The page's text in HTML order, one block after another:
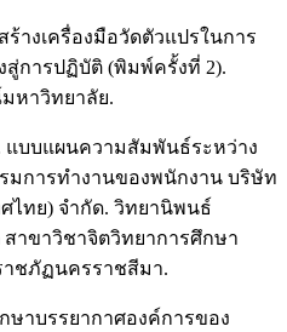
ร้างเครื่องมือวัดตัวแปรในการ
สู่การปฏิบัติ (พิมพ์ครั้งที่ 2).
หาวิทยาลัย.
แบบแผนความสัมพันธ์ระหว่าง
มการทำงานของพนักงาน บริษัท
ไทย) จำกัด. วิทยานิพนธ์
ขาวิชาจิตวิทยาการศึกษา
ชภัฏนครราชสีมา.
ษาบรรยากาศองค์การของ